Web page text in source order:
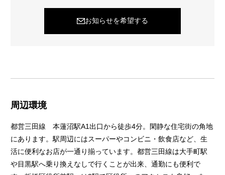
お知らせを希望する
周辺環境
都営三田線 本蓮沼駅A1出口から徒歩4分。閑静な住宅街の角地
にあります。駅周辺にはスーパーやコンビニ・飲食店など、生
活に便利なお店が一通り揃っています。都営三田線は大手町駅
や目黒駅へ乗り換えなしで行くことが出来、通勤にも便利で